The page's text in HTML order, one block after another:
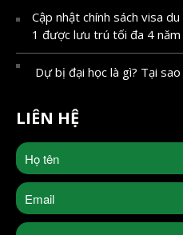
Cập nhật chính sách visa
1 được lưu trú tối đa 4 năm
Dự bị đại học là gì? Tại
LIÊN HỆ